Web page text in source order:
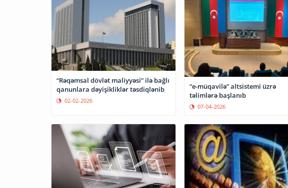
“Rəqəmsal dövlət maliyyəsi” ilə bağlı
qanunlara dəyişikliklər təsdiqlənib
02-02-2026
“e-müqavilə” altsistemi üzrə
təlimlərə başlanıb
07-04-2026